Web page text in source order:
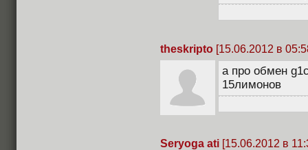
theskripto [15.06.2012 в
а про обмен
15лимонов
Seryoga ati [15.06.2012 в